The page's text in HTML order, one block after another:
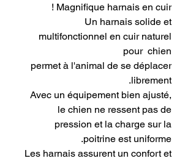
Magnifique harnais en cuir !
Un harnais solide et
multifonctionnel en cuir naturel
pour chien
permet à l'animal de se déplacer
librement.
Avec un équipement bien ajusté,
le chien ne ressent pas de
pression et la charge sur la
poitrine est uniforme.
Les harnais assurent un confort et